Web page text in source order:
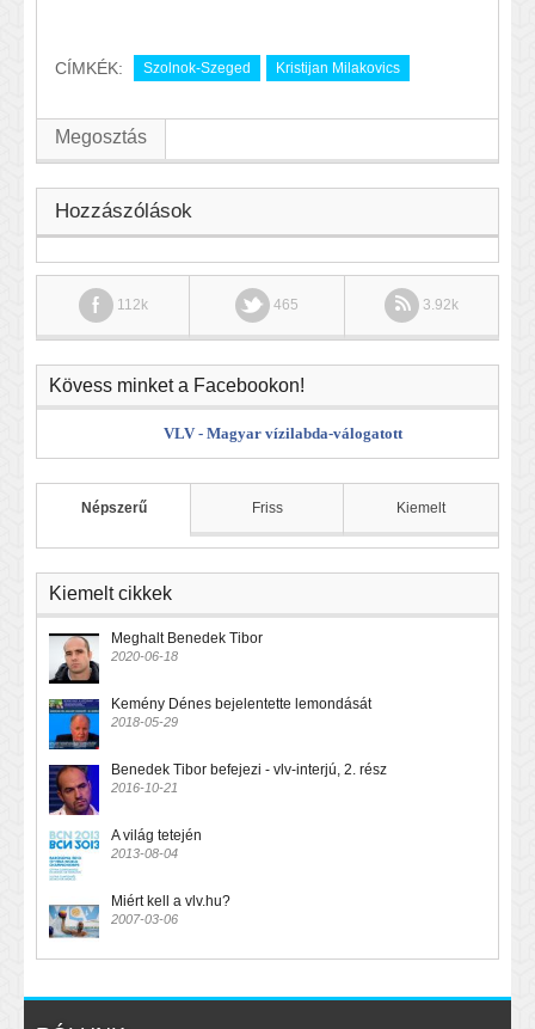
CÍMKÉK: Szolnok-Szeged Kristijan Milakovics
Megosztás
Hozzászólások
112k 465 3.92k
Kövess minket a Facebookon!
VLV - Magyar vízilabda-válogatott
Népszerű Friss Kiemelt
Kiemelt cikkek
Meghalt Benedek Tibor
2020-06-18
Kemény Dénes bejelentette lemondását
2018-05-29
Benedek Tibor befejezi - vlv-interjú, 2. rész
2016-10-21
A világ tetején
2013-08-04
Miért kell a vlv.hu?
2007-03-06